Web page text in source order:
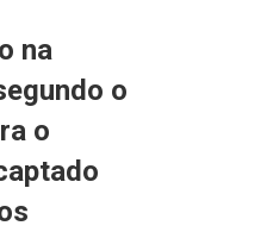
na
o
o